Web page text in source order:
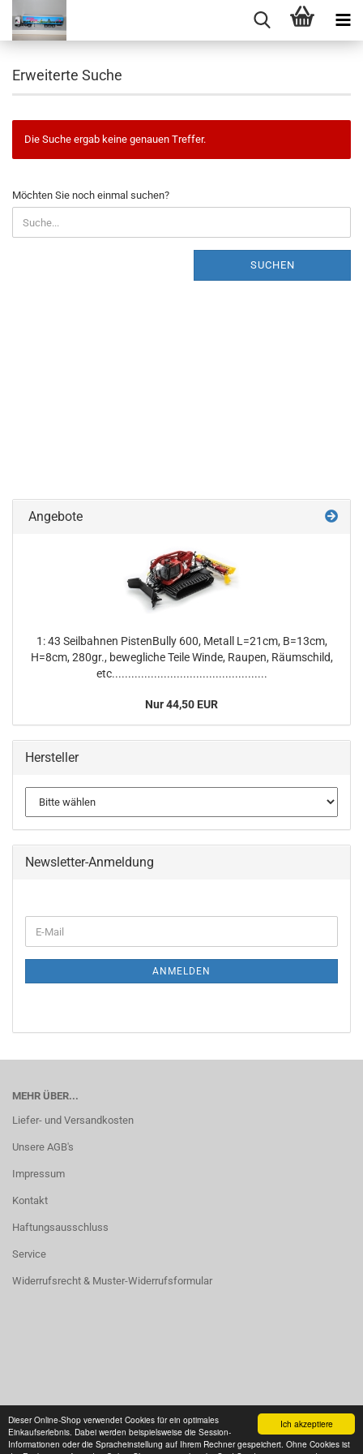
Ich akzeptiere
Dieser Online-Shop verwendet Cookies für ein optimales
Einkaufserlebnis. Dabei werden beispielsweise die Session-
Informationen oder die Spracheinstellung auf Ihrem Rechner gespeichert. Ohne Cookies ist
Erweiterte Suche
Die Suche ergab keine genauen Treffer.
MÖCHTEN
SIE
NOCH
EINMAL
Möchten Sie noch einmal suchen?
SUCHEN
Angebote
1: 43 Seilbahnen PistenBully 600, Metall L=21cm, B=13cm,
H=8cm, 280gr., bewegliche Teile Winde, Raupen, Räumschild,
etc................................................
Nur 44,50 EUR
Hersteller
Newsletter-Anmeldung
ZUR
E-
Mail
ANMELDEN
MEHR ÜBER...
Liefer- und Versandkosten
Unsere AGB's
Impressum
Kontakt
Haftungsausschluss
Service
Widerrufsrecht & Muster-Widerrufsformular
Vertrag widerrufen